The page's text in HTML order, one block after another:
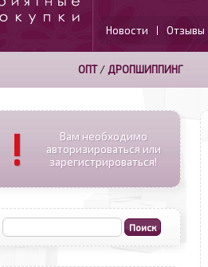
Новости | Отзывы
ОПТ/ ДРОПШИППИНГ
!
Вам необходимо
авторизироваться или
зарегистрироваться!